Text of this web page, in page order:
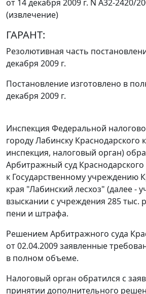
от 14 декабря 2009 г. N А32-2420/
(извлечение)
ГАРАНТ:
Резолютивная часть
декабря 2009 г.
Постановление изготовлено в
декабря 2009 г.
Инспекция Федеральной
городу Лабинску Краснодарского
инспекция, налоговый орган)
Арбитражный суд Краснодарского
к Государственному учреждению
края "Лабинский лесхоз" (далее -
взыскании с учреждения 285 тыс.
пени и штрафа.
Решением Арбитражного суда
от 02.04.2009 заявленные
в полном объеме.
Налоговый орган обратился с
принятии дополнительного